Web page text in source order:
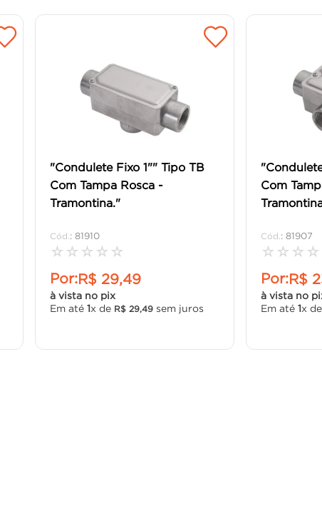
"Condulete Fixo 1"" Tipo TB
Com Tampa Rosca -
Tramontina."
:81910
☆ ☆ ☆ ☆ ☆
Por:R$ 29,49
à vista no pix
Em até1x de R$ 29,49 sem juros
Com
:81907
☆ ☆ ☆ ☆
Por:R$
à vista no
Em até1x de